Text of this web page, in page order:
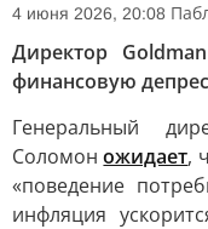
4 июня 2026, 20:08
Директор
финансовую
Генеральный
Соломоножидает,
«поведение
инфляция